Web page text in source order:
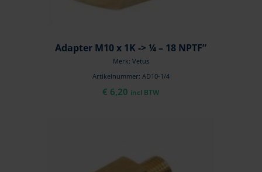
Adapter M10 x 1K -> ¼ – 18 NPTF”
Merk: Vetus
Artikelnummer: AD10-1/4
€ 6,20 incl BTW